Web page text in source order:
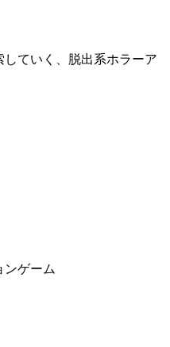
ていく、脱出系ホラーア
ンゲーム